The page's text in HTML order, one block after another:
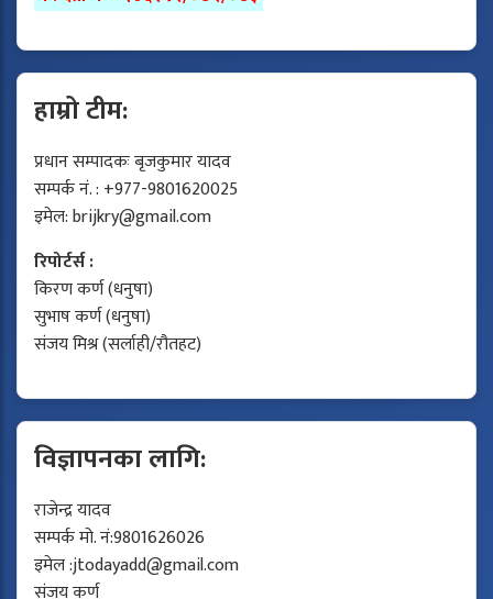
हाम्रो टीम:
प्रधान सम्पादकः बृजकुमार यादव
सम्पर्क नं. : +977-9801620025
इमेल:brijkry@gmail.com
रिपोर्टर्स :
किरण कर्ण (धनुषा)
सुभाष कर्ण (धनुषा)
संजय मिश्र (सर्लाही/रौतहट)
विज्ञापनका लागि:
राजेन्द्र यादव
सम्पर्क मो. नं:9801626026
इमेल :jtodayadd@gmail.com